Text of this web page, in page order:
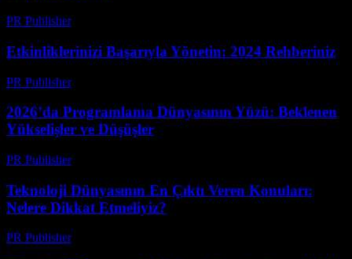
PR Publisher-
Etkinliklerinizi Başarıyla Yönetin: 2024 Rehberiniz
PR Publisher-
2026’da Programlama Dünyasının Yüzü: Beklenen
Yükselişler ve Düşüşler
PR Publisher-
Teknoloji Dünyasının En Çıktı Veren Konuları:
Nelere Dikkat Etmeliyiz?
PR Publisher-